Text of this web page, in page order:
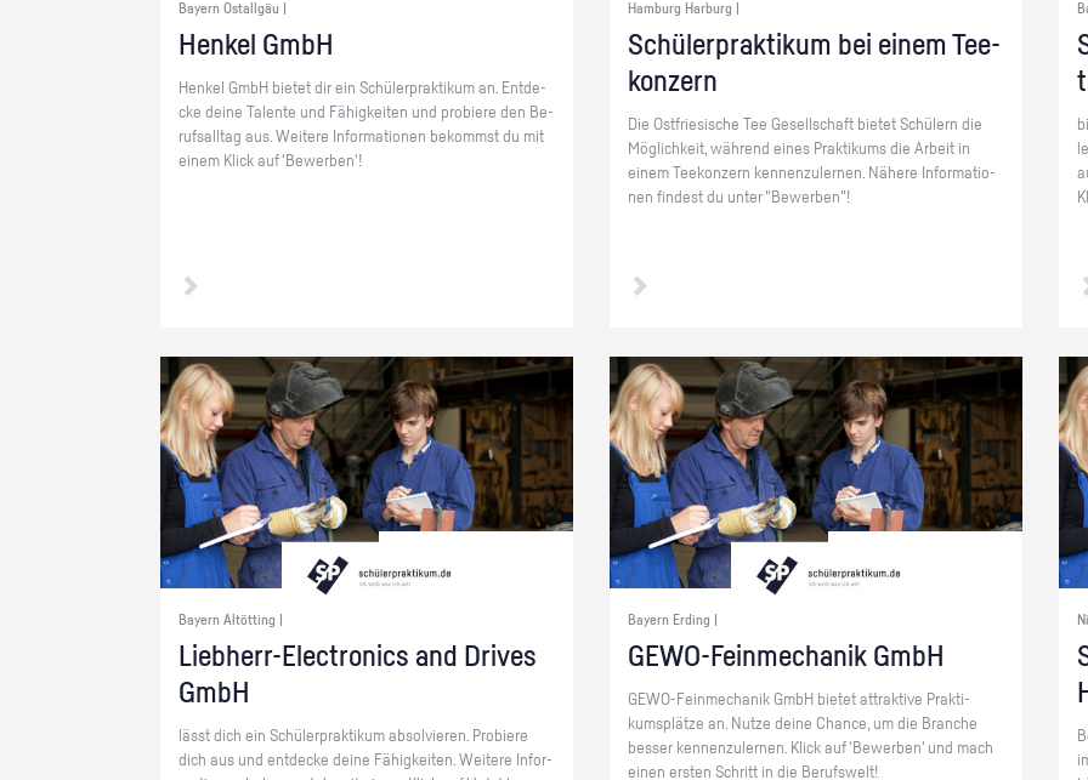
Bayern Ostallgäu |
Hen­kel GmbH
Hen­kel GmbH bie­tet dir ein Schü­ler­prak­ti­kum an. Ent­de­
cke deine Ta­len­te und Fä­hig­kei­ten und pro­bie­re den Be­
rufs­all­tag aus. Wei­te­re In­for­ma­tio­nen be­kommst du mit
einem Klick auf 'Be­wer­ben'!
Hamburg Harburg |
Schü­ler­prak­ti­kum bei einem Tee­
kon­zern
Die Ost­frie­si­sche Tee Ge­sell­schaft bie­tet Schü­lern die
Mög­lich­keit, wäh­rend eines Prak­ti­kums die Ar­beit in
einem Tee­kon­zern ken­nen­zu­ler­nen. Nä­he­re In­for­ma­tio­
nen fin­dest du unter "Be­wer­ben"!
Bayern Altötting |
Lieb­herr-Elec­tro­nics and Dri­ves
GmbH
lässt dich ein Schü­ler­prak­ti­kum ab­sol­vie­ren. Pro­bie­re
dich aus und ent­de­cke deine Fä­hig­kei­ten. Wei­te­re In­for­
Bayern Erding |
GE­WO-Fein­me­cha­nik GmbH
GE­WO-Fein­me­cha­nik GmbH bie­tet at­trak­ti­ve Prak­ti­
kums­plät­ze an. Nutze deine Chan­ce, um die Bran­che
bes­ser ken­nen­zu­ler­nen. Klick auf 'Be­wer­ben' und mach
einen ers­ten Schritt in die Be­rufs­welt!